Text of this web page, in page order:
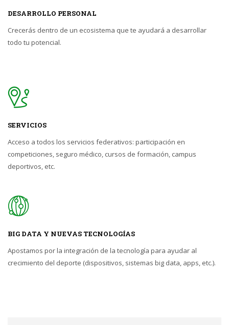
DESARROLLO PERSONAL
Crecerás dentro de un ecosistema que te ayudará a desarrollar
todo tu potencial.
SERVICIOS
Acceso a todos los servicios federativos: participación en
competiciones, seguro médico, cursos de formación, campus
deportivos, etc.
BIG DATA Y NUEVAS TECNOLOGÍAS
Apostamos por la integración de la tecnología para ayudar al
crecimiento del deporte (dispositivos, sistemas big data, apps, etc.).